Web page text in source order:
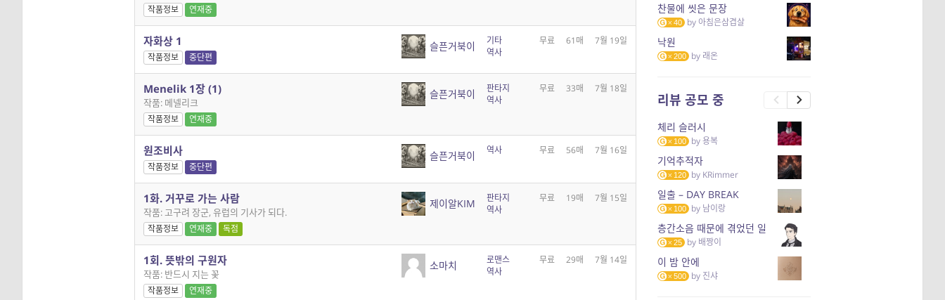
작품정보 연재중
자화상 1
작품정보 중단편
슬픈거북이
기타
역사
무료 61매 7월 19일
Menelik 1장 (1)
작품: 메넬리크
작품정보 연재중
슬픈거북이
판타지
역사
무료 33매 7월 18일
원조비사
작품정보 중단편
슬픈거북이 역사 무료 56매 7월 16일
1화. 거꾸로 가는 사람
작품: 고구려 장군, 유럽의 기사가 되다.
작품정보 연재중 독점
제이알KIM
판타지
역사
무료 19매 7월 15일
1회. 뜻밖의 구원자
작품: 반드시 지는 꽃
작품정보 연재중
소마치
로맨스
역사
무료 29매 7월 14일
찬물에 씻은 문장
40 by 아침은삼겹살
낙원
200 by 래온
리뷰 공모 중
체리 슬러시
100 by용복
기억추적자
120 by KRimmer
일출 – DAY BREAK
100 by 남이랑
층간소음 때문에 겪었던 일
25 by 배짱이
이 밤 안에
500 by 진샤